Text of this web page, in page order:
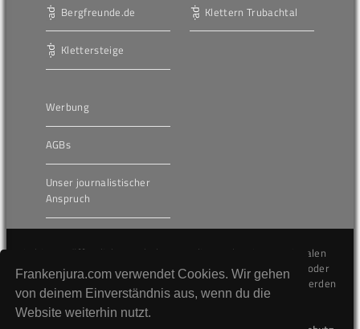
Frankenjura.com verwendet Cookies. Wir gehen
von deinem Einverständnis aus, wenn du die
Website weiterhin nutzt.
Bergfreunde.de
Klettersteige
Klettern Trubachtal
Werbung
AGBs
Unser journalistischer
Anspruch
Die hier veröffentlichten Inhalte unterliegen dem internationalen
Urheberrecht (Copyright) und dürfen nicht kopiert, verändert oder
unverändert wiederveröffentlicht werden. Gegen Verstöße werden
wir auf juristischem Wege vorgehen.